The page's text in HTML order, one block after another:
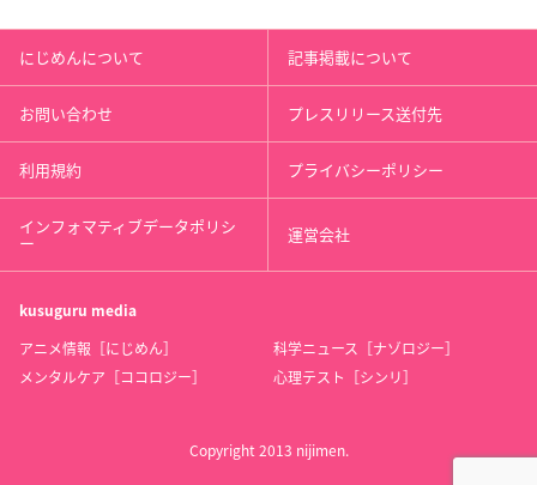
にじめんについて 記事掲載について
お問い合わせ プレスリリース送付先
利用規約 プライバシーポリシー
インフォマティブデータポリシ
ー 運営会社
kusuguru media
アニメ情報［にじめん］
科学ニュース［ナゾロジー］
メンタルケア［ココロジー］
心理テスト［シンリ］
Copyright 2013 nijimen.